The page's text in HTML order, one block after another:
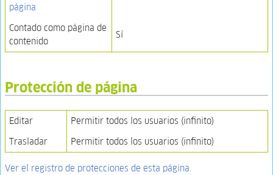
página
Contado como página de
contenido
Sí
Protección de página
Editar
Permitir todos los usuarios (infinito)
Trasladar
Permitir todos los usuarios (infinito)
Ver el registro de protecciones de esta página.